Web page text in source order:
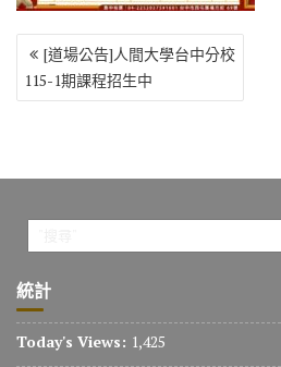
文
章
導
[道場公告]人間大學台中分校
115-1期課程招生中
統計
Today's Views: 1,425